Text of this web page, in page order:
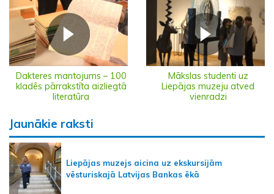
Dakteres mantojums – 100
kladēs pārrakstīta aizliegtā
literatūra
Mākslas studenti uz
Liepājas muzeju atved
vienradzi
Jaunākie raksti
Liepājas muzejs aicina uz ekskursijām
vēsturiskajā Latvijas Bankas ēkā